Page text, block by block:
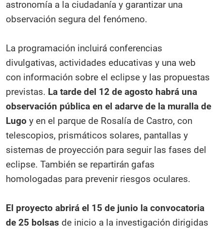
astronomía a la ciudadanía y garantizar una
observación segura del fenómeno.
La programación incluirá conferencias
divulgativas, actividades educativas y una web
con información sobre el eclipse y las propuestas
previstas. La tarde del 12 de agosto habrá una
observación pública en el adarve de la muralla de
Lugo y en el parque de Rosalía de Castro, con
telescopios, prismáticos solares, pantallas y
sistemas de proyección para seguir las fases del
eclipse. También se repartirán gafas
homologadas para prevenir riesgos oculares.
El proyecto abrirá el 15 de junio la convocatoria
de 25 bolsas de inicio a la investigación dirigidas